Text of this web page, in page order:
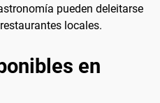
pueden deleitarse
locales.
en